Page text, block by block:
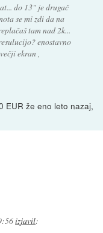
do 13" je drugač
se mi zdi da na
tam nad 2k...
enostavno
ekran ,
EUR že eno leto nazaj,
izjavil: